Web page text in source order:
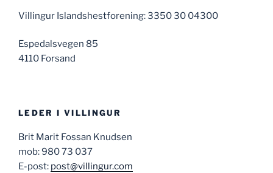
Villingur Islandshestforening: 3350 30 04300
Espedalsvegen 85
4110 Forsand
LEDER I VILLINGUR
Brit Marit Fossan Knudsen
mob: 980 73 037
E-post: post@villingur.com